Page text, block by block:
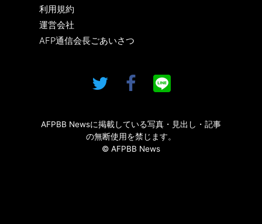
利用規約
運営会社
AFP通信会長ごあいさつ
AFPBB Newsに掲載している写真・見出し・記事
の無断使用を禁じます。
© AFPBB News